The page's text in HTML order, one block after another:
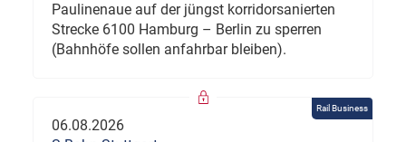
Paulinenaue auf der jüngst korridorsanierten
Strecke 6100 Hamburg – Berlin zu sperren
(Bahnhöfe sollen anfahrbar bleiben).
Rail Business
06.08.2026